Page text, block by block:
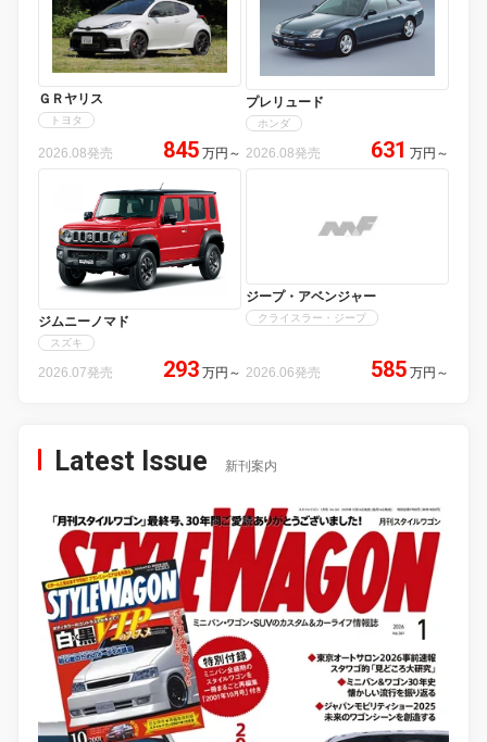
ＧＲヤリス
トヨタ
2026.08発売 845 万円 ～
プレリュード
ホンダ
2026.08発売 631 万円 ～
ジムニーノマド
スズキ
2026.07発売 293 万円 ～
ジープ・アベンジャー
クライスラー・ジープ
2026.06発売 585 万円 ～
Latest Issue 新刊案内